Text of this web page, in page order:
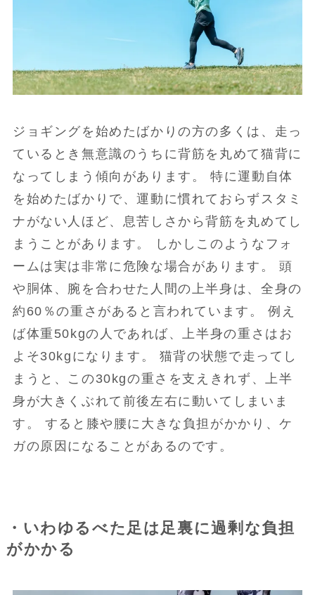
ジョギングを始めたばかりの方の多くは、走っ
ているとき無意識のうちに背筋を丸めて猫背に
なってしまう傾向があります。 特に運動自体
を始めたばかりで、運動に慣れておらずスタミ
ナがない人ほど、息苦しさから背筋を丸めてし
まうことがあります。 しかしこのようなフォ
ームは実は非常に危険な場合があります。 頭
や胴体、腕を合わせた人間の上半身は、全身の
約60％の重さがあると言われています。 例え
ば体重50kgの人であれば、上半身の重さはお
よそ30kgになります。 猫背の状態で走ってし
まうと、この30kgの重さを支えきれず、上半
身が大きくぶれて前後左右に動いてしまいま
す。 すると膝や腰に大きな負担がかかり、ケ
ガの原因になることがあるのです。
・いわゆるべた足は足裏に過剰な負担
がかかる